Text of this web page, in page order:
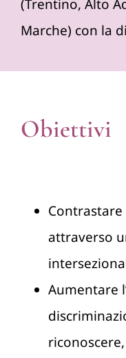
(Trentino, Alto
Marche) con la
Obiettivi
attraverso
Aumentare